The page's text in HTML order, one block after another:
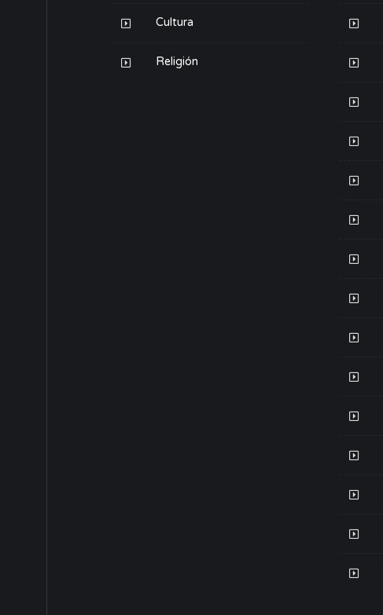
Cultura
Religión